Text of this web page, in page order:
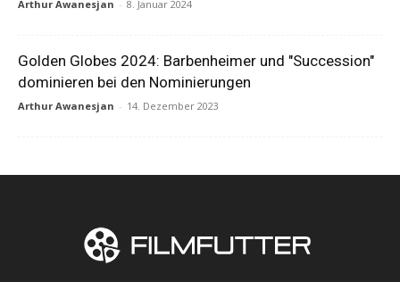
Arthur Awanesjan - 8. Januar 2024
Golden Globes 2024: Barbenheimer und "Succession"
dominieren bei den Nominierungen
Arthur Awanesjan - 14. Dezember 2023